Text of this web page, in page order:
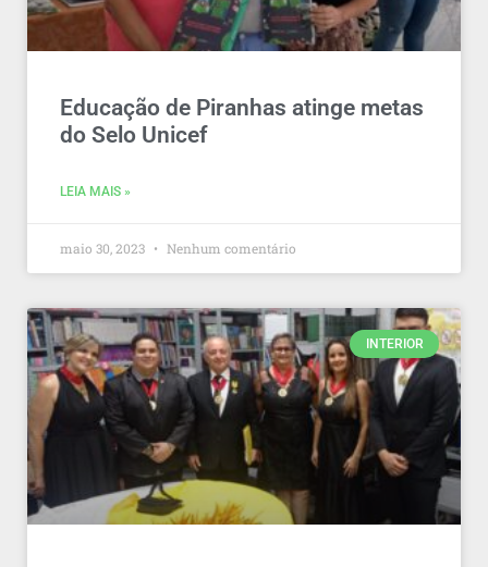
Educação de Piranhas atinge metas
do Selo Unicef⠀
LEIA MAIS »
maio 30, 2023 Nenhum comentário
INTERIOR